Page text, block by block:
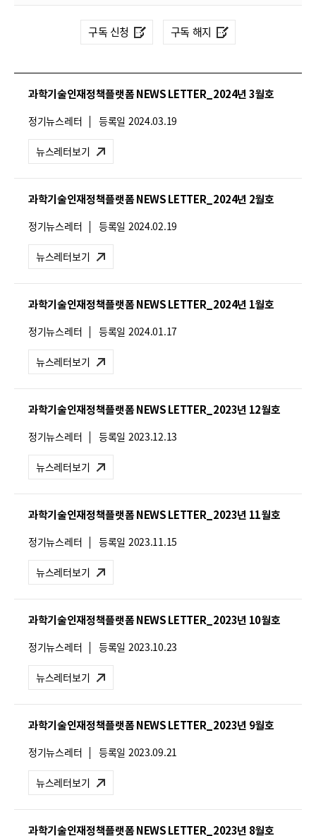
신
절
차
.
0
2
인
구독 신청 구독 해지
과학기술인재정책플랫폼 NEWS LETTER_2024년 3월호
뉴
레
터
유
형
:
정기뉴스레터 등록일 2024.03.19
뉴스레터보기
과학기술인재정책플랫폼 NEWS LETTER_2024년 2월호
뉴
레
터
유
형
:
정기뉴스레터 등록일 2024.02.19
뉴스레터보기
과학기술인재정책플랫폼 NEWS LETTER_2024년 1월호
뉴
레
터
유
형
:
정기뉴스레터 등록일 2024.01.17
뉴스레터보기
과학기술인재정책플랫폼 NEWS LETTER_2023년 12월호
뉴
레
터
유
형
:
정기뉴스레터 등록일 2023.12.13
뉴스레터보기
과학기술인재정책플랫폼 NEWS LETTER_2023년 11월호
뉴
레
터
유
형
:
정기뉴스레터 등록일 2023.11.15
뉴스레터보기
과학기술인재정책플랫폼 NEWS LETTER_2023년 10월호
뉴
레
터
유
형
:
정기뉴스레터 등록일 2023.10.23
뉴스레터보기
과학기술인재정책플랫폼 NEWS LETTER_2023년 9월호
뉴
레
터
유
형
정기뉴스레터 등록일 2023.09.21
뉴스레터보기
과학기술인재정책플랫폼 NEWS LETTER_2023년 8월호